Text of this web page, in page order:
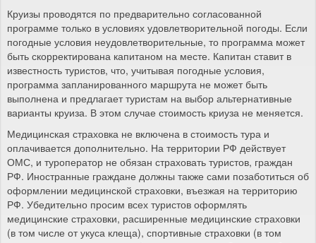
Круизы проводятся по предварительно согласованной
программе только в условиях удовлетворительной погоды. Если
погодные условия неудовлетворительные, то программа может
быть скорректирована капитаном на месте. Капитан ставит в
известность туристов, что, учитывая погодные условия,
программа запланированного маршрута не может быть
выполнена и предлагает туристам на выбор альтернативные
варианты круиза. В этом случае стоимость криуза не меняется.
Медицинская страховка не включена в стоимость тура и
оплачивается дополнительно. На территории РФ действует
ОМС, и туроператор не обязан страховать туристов, граждан
РФ. Иностранные граждане должны также сами позаботиться об
оформлении медицинской страховки, въезжая на территорию
РФ. Убедительно просим всех туристов оформлять
медицинские страховки, расширенные медицинские страховки
(в том числе от укуса клеща), спортивные страховки (в том